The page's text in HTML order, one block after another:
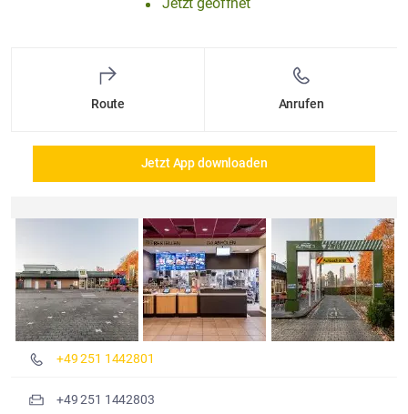
Route Anrufen
Jetzt App downloaden
Details und Fotos
+49 251 1442801
+49 251 1442803